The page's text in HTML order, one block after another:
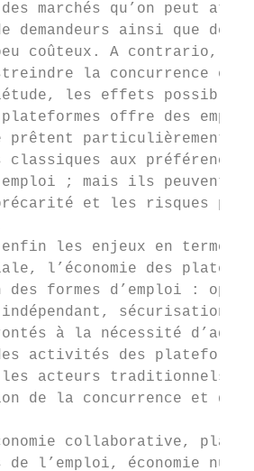
marchés qu’on peut
demandeurs ainsi que de
coûteux. A contrario,
la concurrence et
les effets
plateformes offre des
particulièrement à
classiques aux
; mais ils peuvent
et les risques
enfin les enjeux en
l’économie des
formes d’emploi :
sécurisation
à la nécessité
activités des
acteurs traditionnels
de la concurrence et des
collaborative,
l’emploi, économie